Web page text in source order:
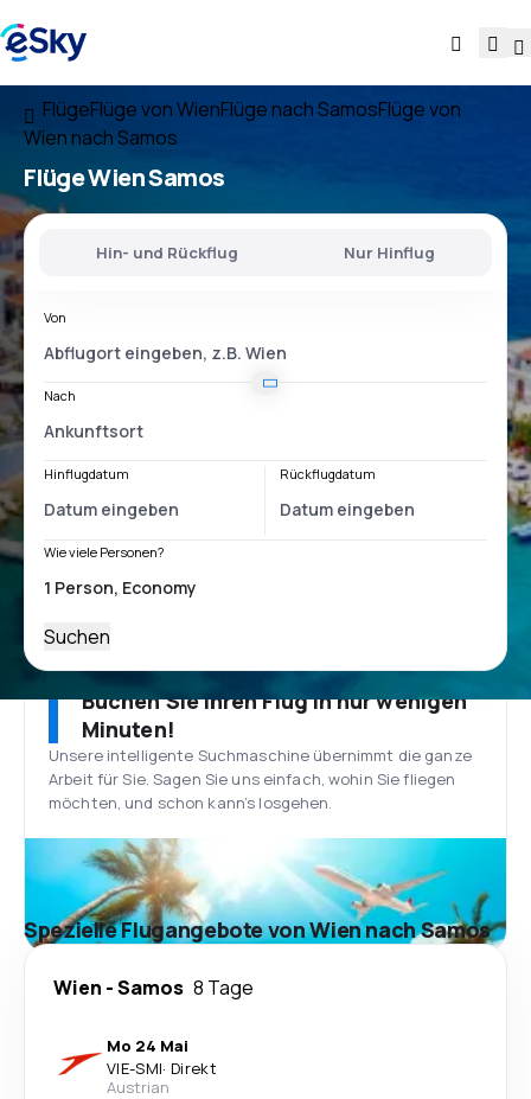
FlügeFlüge von WienFlüge nach SamosFlüge von
Wien nach Samos
FlügeWien Samos
Hin- und Rückflug Nur Hinflug
Von
Nach
Hinflugdatum Rückflugdatum
Wie viele Personen?
Suchen
Buchen Sie Ihren Flug in nur wenigen
Minuten!
Unsere intelligente Suchmaschine übernimmt die ganze
Arbeit für Sie. Sagen Sie uns einfach, wohin Sie fliegen
möchten, und schon kann’s losgehen.
Spezielle Flugangebote von Wien nach Samos
Wien -Samos 8 Tage
Mo 24 Mai
VIE-SMI· Direkt
Austrian